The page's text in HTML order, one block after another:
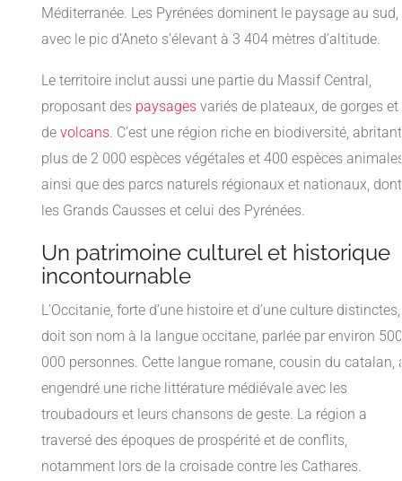
Méditerranée. Les Pyrénées dominent le paysage au sud,
avec le pic d’Aneto s’élevant à 3 404 mètres d’altitude.
Le territoire inclut aussi une partie du Massif Central,
proposant des paysages variés de plateaux, de gorges et
de volcans. C’est une région riche en biodiversité, abritant
plus de 2 000 espèces végétales et 400 espèces
ainsi que des parcs naturels régionaux et nationaux, dont
les Grands Causses et celui des Pyrénées.
Un patrimoine culturel et historique
incontournable
L’Occitanie, forte d’une histoire et d’une culture distinctes,
doit son nom à la langue occitane, parlée par environ 500
000 personnes. Cette langue romane, cousin du catalan,
engendré une riche littérature médiévale avec les
troubadours et leurs chansons de geste. La région a
traversé des époques de prospérité et de conflits,
notamment lors de la croisade contre les Cathares.